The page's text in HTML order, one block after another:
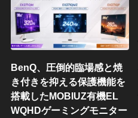
BenQ、圧倒的臨場感と焼
き付きを抑える保護機能を
搭載したMOBIUZ有機EL
WQHDゲーミングモニター